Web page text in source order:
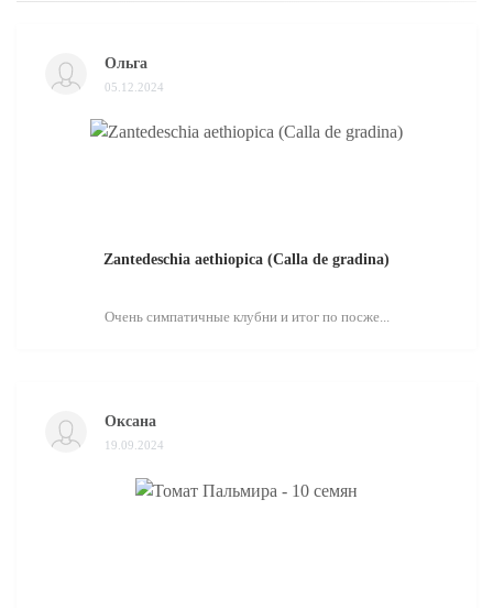
Ольга
05.12.2024
Zantedeschia aethiopica (Calla de gradina)
Очень симпатичные клубни и итог по посже...
Оксана
19.09.2024